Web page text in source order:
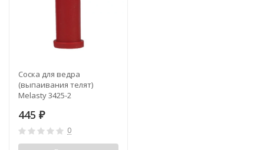
​​Соска для ведра
(выпаивания телят)
Melasty 3425-2
445 ₽
0